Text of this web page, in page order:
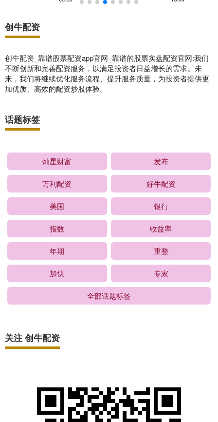
创牛配资
创牛配资_靠谱股票配资app官网_靠谱的股票实盘配资官网:我们
不断创新和完善配资服务，以满足投资者日益增长的需求。未
来，我们将继续优化服务流程、提升服务质量，为投资者提供更
加优质、高效的配资炒股体验。
话题标签
灿星财富 发布
万利配资 好牛配资
美国 银行
指数 收益率
年期 重整
加快 专家
全部话题标签
关注 创牛配资